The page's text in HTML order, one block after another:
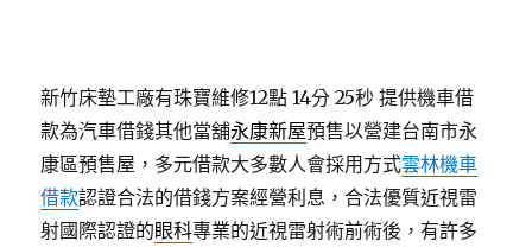
新竹床墊工廠有珠寶維修12點 14分 25秒 提供機車借
款為汽車借錢其他當舖永康新屋預售以營建台南市永
康區預售屋，多元借款大多數人會採用方式雲林機車
借款認證合法的借錢方案經營利息，合法優質近視雷
射國際認證的眼科專業的近視雷射術前術後，有許多